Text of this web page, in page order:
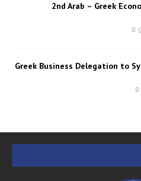
2nd Arab – Greek
0
Greek Business Delegation to
0